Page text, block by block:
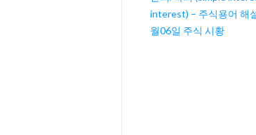
interest) – 주식용어 해
월06일 주식 시황